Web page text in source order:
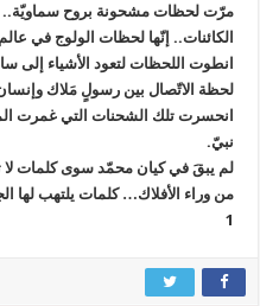
مرّت لحظات مشحونة بروح سماويّة..
الكائنات.. إنّها لحظات الولوج في
انطوت اللحظات لتعود الأشياء إلى
لحظة الاتّصال بين رسولٍ مَلاك
انحسرت تلك الشحنات التي غمرت
نبيّ.
لم يبقَ في كيان محمّد سوى كلمات لا
من وراء الأفلاك… كلمات يلتهب لها
1